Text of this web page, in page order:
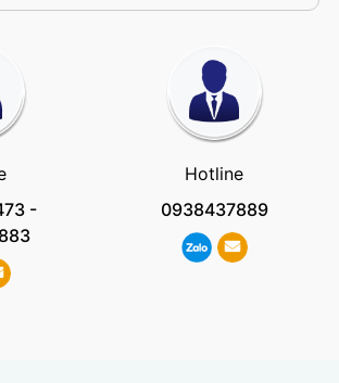
-
Hotline
0938437889